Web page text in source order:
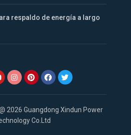
respaldo de energía a largo
2026 Guangdong Xindun Power
Co.Ltd